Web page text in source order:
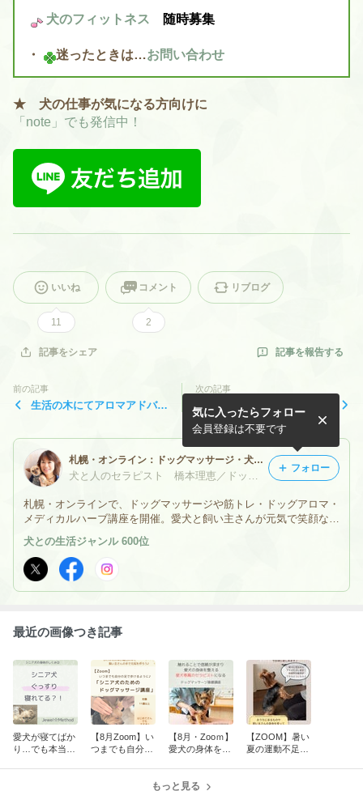
犬のフィットネス 随時募集
・ 迷ったときは…お問い合わせ
★ 犬の仕事が気になる方向けに
「note」でも発信中！
いいね
11
コメント
2
リブログ
記事をシェア 記事を報告する
前の記事
生活の木にてアロマアドバイ
次の記事
アロマホームケア基礎コー
ス 第5回目は、「女性のか
らだのしくみ」です♪
札幌・オンライン：ドッグマッサージ・犬の筋トレ・ドッグアロマ＆ハーブレッスン
札幌・オンラインで、ドッグマッサージや筋トレ・ドッグアロマ・
メディカルハーブ講座を開催。愛犬と飼い主さんが元気で笑顔なる
「ホームケア」を紹介・実践しています。いつものナデナデを少し
変えると「ドッグマッサージ」になる。愛犬との満たされ時間楽し
みましょ♪
気に入ったらフォロー
会員登録は不要です
フォロー
犬との生活ジャンル 600位
最近の画像つき記事
愛犬が寝てばか
り…でも本当に
【8月Zoom】い
つまでも自分の
【8月・Zooｍ】
愛犬の身体を整
のセラピストに
【ZOOM】暑い
夏の運動不足解
もっと見る